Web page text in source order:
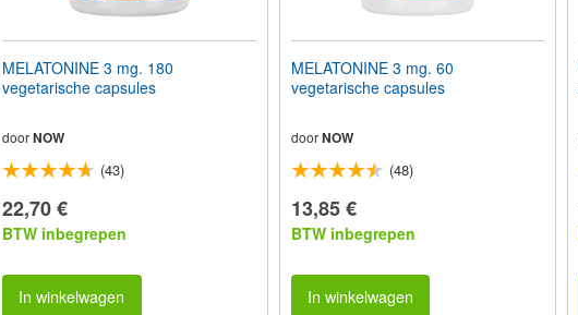
MELATONINE 3 mg. 180
vegetarische capsules
doorNOW
(43)
22,70 €
BTW inbegrepen
In winkelwagen
MELATONINE 3 mg. 60
vegetarische capsules
door NOW
(48)
13,85 €
BTW inbegrepen
In winkelwagen